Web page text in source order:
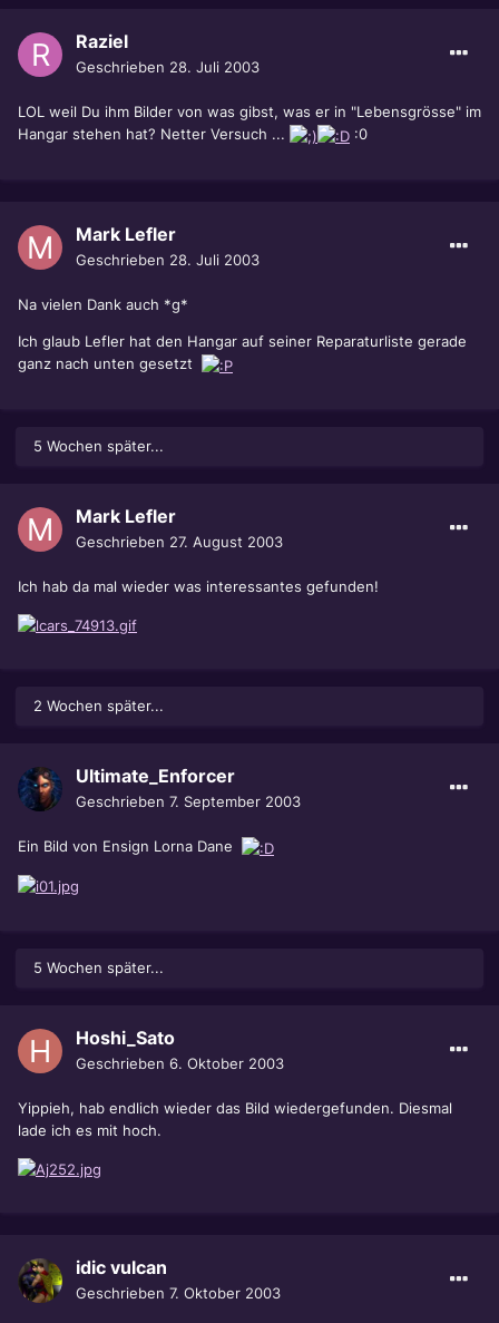
Raziel
Geschrieben 28. Juli 2003
LOL weil Du ihm Bilder von was gibst, was er in "Lebensgrösse" im
Hangar stehen hat? Netter Versuch ...
:0
Mark Lefler
Geschrieben 28. Juli 2003
Na vielen Dank auch *g*
Ich glaub Lefler hat den Hangar auf seiner Reparaturliste gerade
ganz nach unten gesetzt
5 Wochen später...
Mark Lefler
Geschrieben 27. August 2003
Ich hab da mal wieder was interessantes gefunden!
2 Wochen später...
Ultimate_Enforcer
Geschrieben 7. September 2003
Ein Bild von Ensign Lorna Dane
5 Wochen später...
Hoshi_Sato
Geschrieben 6. Oktober 2003
Yippieh, hab endlich wieder das Bild wiedergefunden. Diesmal
lade ich es mit hoch.
idic vulcan
Geschrieben 7. Oktober 2003